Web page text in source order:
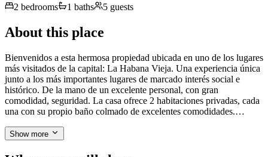
2 bedrooms 1 baths 5 guests
About this place
Bienvenidos a esta hermosa propiedad ubicada en uno de los lugares
más visitados de la capital: La Habana Vieja. Una experiencia única
junto a los más importantes lugares de marcado interés social e
histórico. De la mano de un excelente personal, con gran
comodidad, seguridad. La casa ofrece 2 habitaciones privadas, cada
una con su propio baño colmado de excelentes comodidades.…
Show more